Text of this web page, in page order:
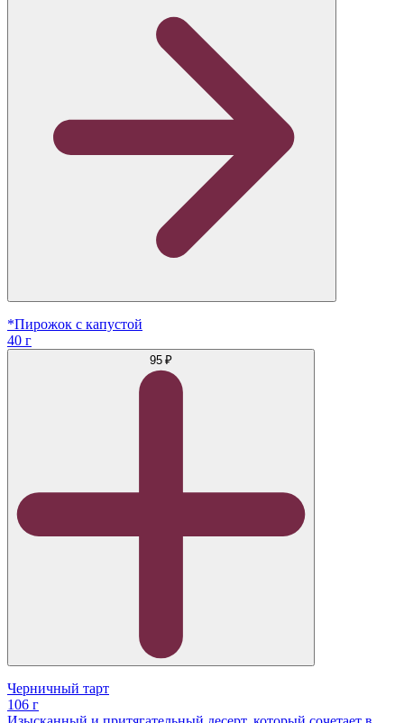
*Пирожок с капустой
40 г
95 ₽
Черничный тарт
106 г